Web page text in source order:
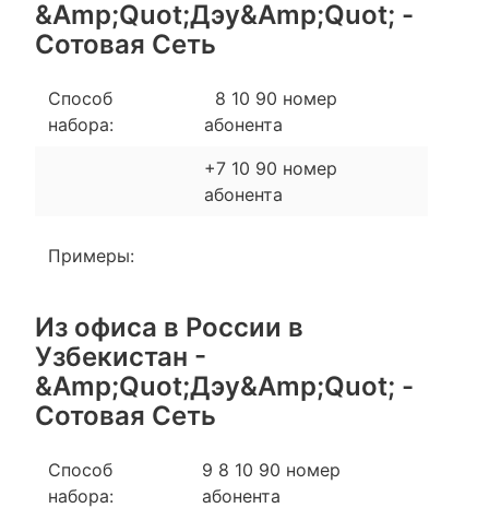
&Amp;Quot;Дэу&Amp;Quot; -
Сотовая Сеть
Способ
набора:
8 10 90 номер
абонента
+7 10 90 номер
абонента
Примеры:
Из офиса в России в
Узбекистан -
&Amp;Quot;Дэу&Amp;Quot; -
Сотовая Сеть
Способ
набора:
9 8 10 90 номер
абонента